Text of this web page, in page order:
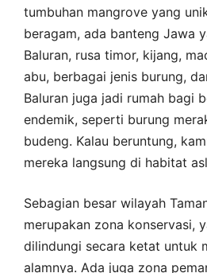
tumbuhan mangrove yang
beragam, ada banteng Jawa
Baluran, rusa timor, kijang,
abu, berbagai jenis burung,
Baluran juga jadi rumah bagi
endemik, seperti burung
budeng. Kalau beruntung,
mereka langsung di habitat
Sebagian besar wilayah
merupakan zona konservasi,
dilindungi secara ketat untuk
alamnya. Ada juga zona